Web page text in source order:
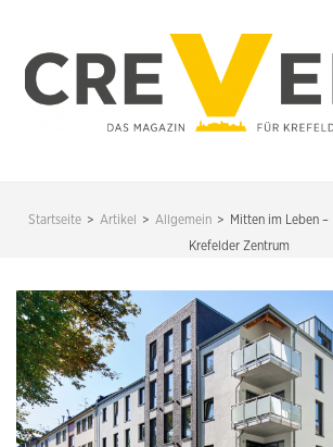
springen
(Enter
Startseite > Artikel > Allgemein >
Mitten im Leben –
Krefelder Zentrum